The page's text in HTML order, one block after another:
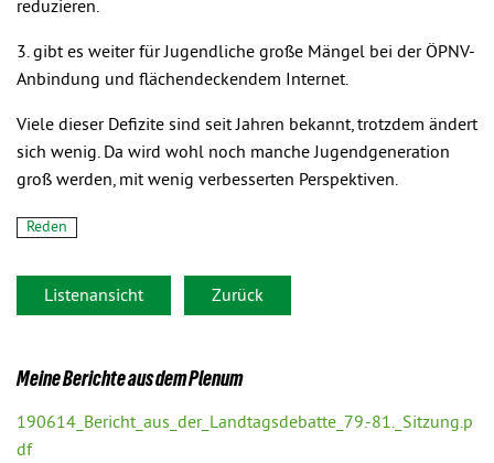
reduzieren.
3. gibt es weiter für Jugendliche große Mängel bei der ÖPNV-
Anbindung und flächendeckendem Internet.
Viele dieser Defizite sind seit Jahren bekannt, trotzdem ändert
sich wenig. Da wird wohl noch manche Jugendgeneration
groß werden, mit wenig verbesserten Perspektiven.
Reden
Listenansicht Zurück
Meine Berichte aus dem Plenum
190614_Bericht_aus_der_Landtagsdebatte_79.-81._Sitzung.p
df